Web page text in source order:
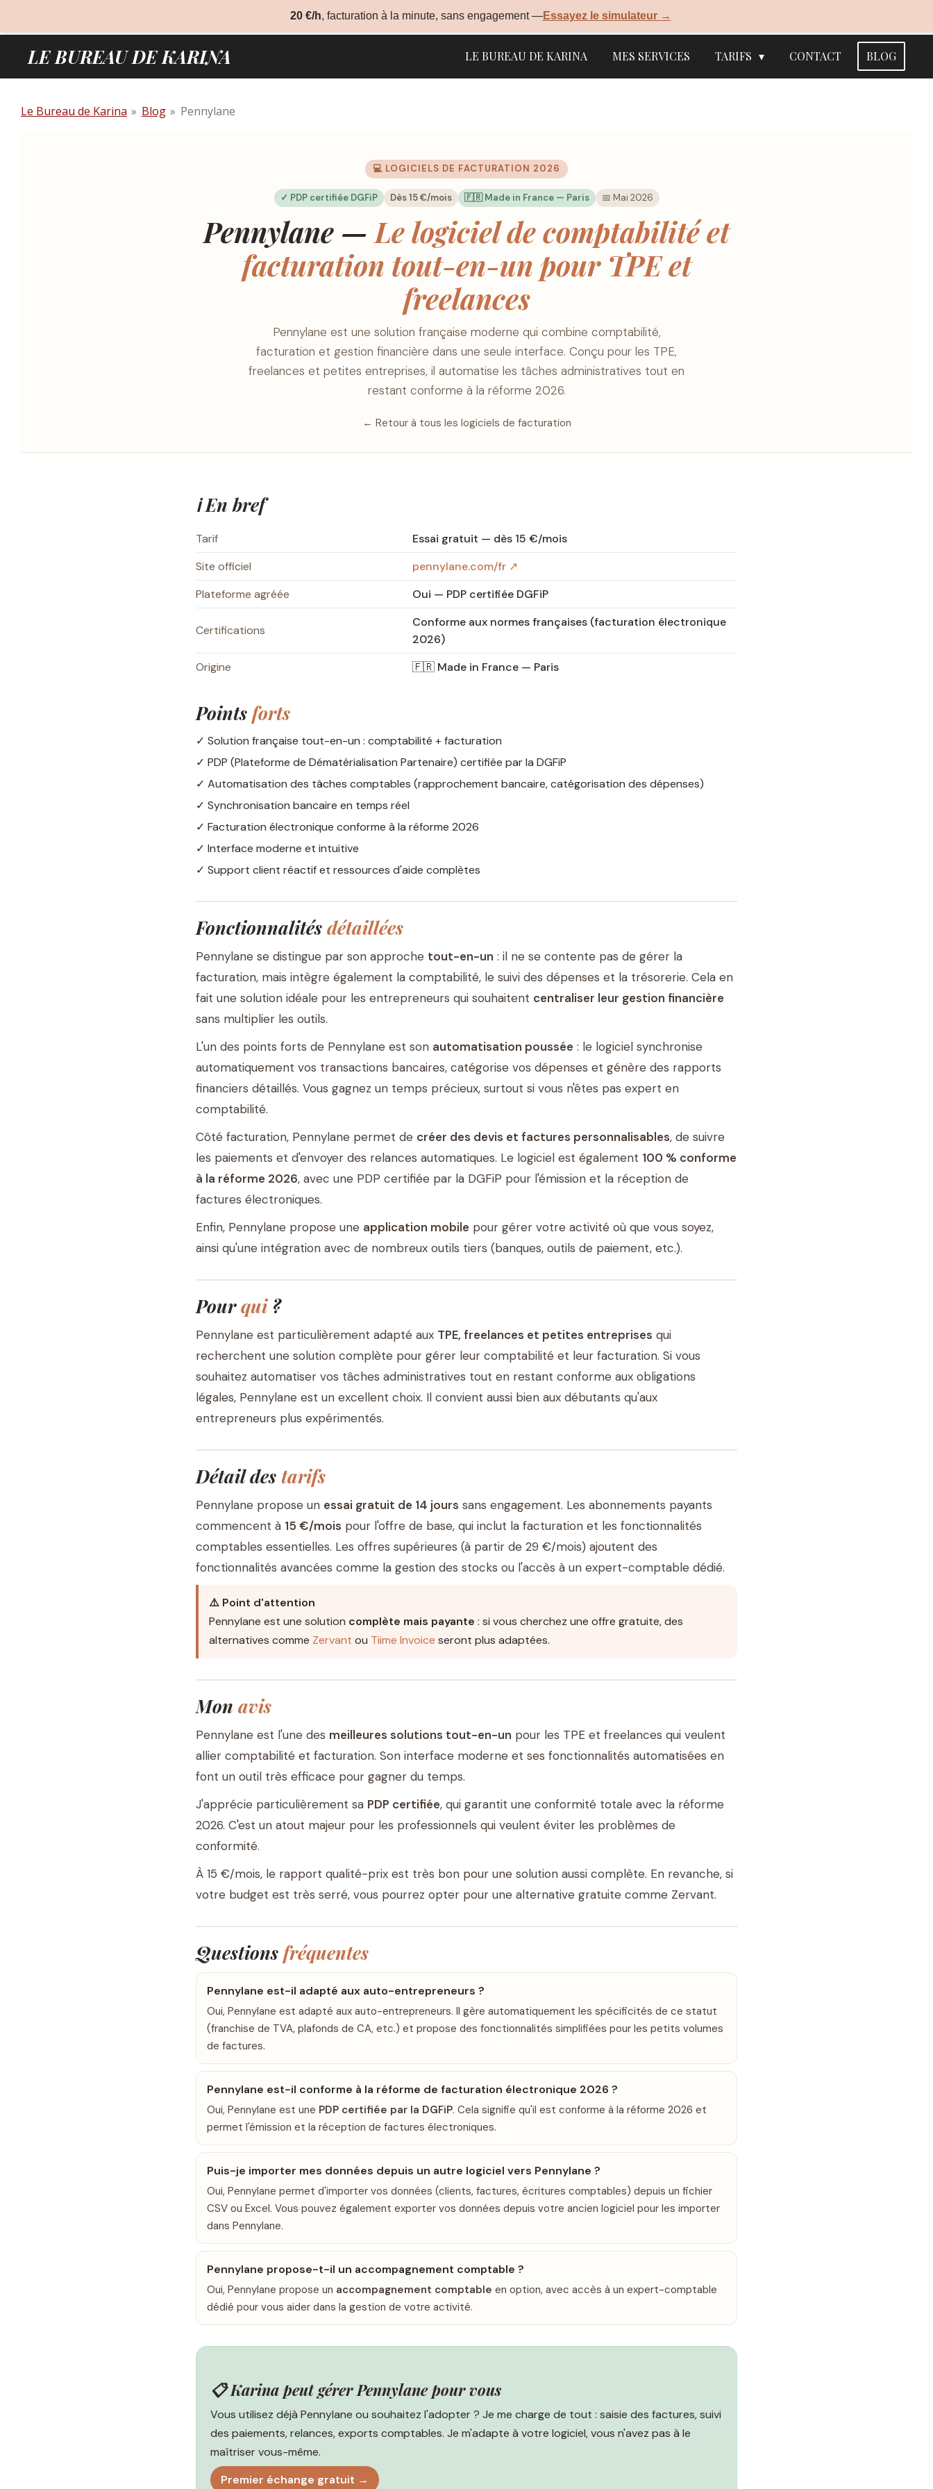
20 €/h, facturation à la minute, sans engagement —Essayez le simulateur →
au
contenu
principal
LE BUREAU DE KARINA LE BUREAU DE KARINA MES SERVICES TARIFS CONTACT BLOG
Le Bureau de Karina » Blog » Pennylane
💻 LOGICIELS DE FACTURATION 2026
✓ PDP certifiée DGFiP Dès 15 €/mois 🇫🇷 Made in France — Paris 📅 Mai 2026
Pennylane — Le logiciel de comptabilité et
facturation tout-en-un pour TPE et
freelances
Pennylane est une solution française moderne qui combine comptabilité,
facturation et gestion financière dans une seule interface. Conçu pour les TPE,
freelances et petites entreprises, il automatise les tâches administratives tout en
restant conforme à la réforme 2026.
← Retour à tous les logiciels de facturation
ℹ️ En bref
Tarif
Essai gratuit — dès 15 €/mois
Site officiel
pennylane.com/fr ↗
Plateforme agréée
Oui — PDP certifiée DGFiP
Certifications
Conforme aux normes françaises (facturation électronique
2026)
Origine
🇫🇷 Made in France — Paris
Points forts
✓ Solution française tout-en-un : comptabilité + facturation
✓ PDP (Plateforme de Dématérialisation Partenaire) certifiée par la DGFiP
✓ Automatisation des tâches comptables (rapprochement bancaire, catégorisation des dépenses)
✓ Synchronisation bancaire en temps réel
✓ Facturation électronique conforme à la réforme 2026
✓ Interface moderne et intuitive
✓ Support client réactif et ressources d'aide complètes
Fonctionnalités détaillées
Pennylane se distingue par son approche tout-en-un : il ne se contente pas de gérer la
facturation, mais intègre également la comptabilité, le suivi des dépenses et la trésorerie. Cela en
fait une solution idéale pour les entrepreneurs qui souhaitent centraliser leur gestion financière
sans multiplier les outils.
L'un des points forts de Pennylane est son automatisation poussée : le logiciel synchronise
automatiquement vos transactions bancaires, catégorise vos dépenses et génère des rapports
financiers détaillés. Vous gagnez un temps précieux, surtout si vous n'êtes pas expert en
comptabilité.
Côté facturation, Pennylane permet de créer des devis et factures personnalisables, de suivre
les paiements et d'envoyer des relances automatiques. Le logiciel est également 100 % conforme
à la réforme 2026, avec une PDP certifiée par la DGFiP pour l'émission et la réception de
factures électroniques.
Enfin, Pennylane propose une application mobile pour gérer votre activité où que vous soyez,
ainsi qu'une intégration avec de nombreux outils tiers (banques, outils de paiement, etc.).
Pourqui?
Pennylane est particulièrement adapté aux TPE, freelances et petites entreprises qui
recherchent une solution complète pour gérer leur comptabilité et leur facturation. Si vous
souhaitez automatiser vos tâches administratives tout en restant conforme aux obligations
légales, Pennylane est un excellent choix. Il convient aussi bien aux débutants qu'aux
entrepreneurs plus expérimentés.
Détail des tarifs
Pennylane propose un essai gratuit de 14 jours sans engagement. Les abonnements payants
commencent à 15 €/mois pour l'offre de base, qui inclut la facturation et les fonctionnalités
comptables essentielles. Les offres supérieures (à partir de 29 €/mois) ajoutent des
fonctionnalités avancées comme la gestion des stocks ou l'accès à un expert-comptable dédié.
⚠️ Point d'attention
Pennylane est une solution complète mais payante : si vous cherchez une offre gratuite, des
alternatives comme Zervant ou Tiime Invoice seront plus adaptées.
Mon avis
Pennylane est l'une des meilleures solutions tout-en-un pour les TPE et freelances qui veulent
allier comptabilité et facturation. Son interface moderne et ses fonctionnalités automatisées en
font un outil très efficace pour gagner du temps.
J'apprécie particulièrement sa PDP certifiée, qui garantit une conformité totale avec la réforme
2026. C'est un atout majeur pour les professionnels qui veulent éviter les problèmes de
conformité.
À 15 €/mois, le rapport qualité-prix est très bon pour une solution aussi complète. En revanche, si
votre budget est très serré, vous pourrez opter pour une alternative gratuite comme Zervant.
Questions fréquentes
Pennylane est-il adapté aux auto-entrepreneurs ?
Oui, Pennylane est adapté aux auto-entrepreneurs. Il gère automatiquement les spécificités de ce statut
(franchise de TVA, plafonds de CA, etc.) et propose des fonctionnalités simplifiées pour les petits volumes
de factures.
Pennylane est-il conforme à la réforme de facturation électronique 2026 ?
Oui, Pennylane est une PDP certifiée par la DGFiP. Cela signifie qu'il est conforme à la réforme 2026 et
permet l'émission et la réception de factures électroniques.
Puis-je importer mes données depuis un autre logiciel vers Pennylane ?
Oui, Pennylane permet d'importer vos données (clients, factures, écritures comptables) depuis un fichier
CSV ou Excel. Vous pouvez également exporter vos données depuis votre ancien logiciel pour les importer
dans Pennylane.
Pennylane propose-t-il un accompagnement comptable ?
Oui, Pennylane propose un accompagnement comptable en option, avec accès à un expert-comptable
dédié pour vous aider dans la gestion de votre activité.
📋 Karina peut gérer Pennylane pour vous
Vous utilisez déjà Pennylane ou souhaitez l'adopter ? Je me charge de tout : saisie des factures, suivi
des paiements, relances, exports comptables. Je m'adapte à votre logiciel, vous n'avez pas à le
maîtriser vous-même.
Premier échange gratuit →